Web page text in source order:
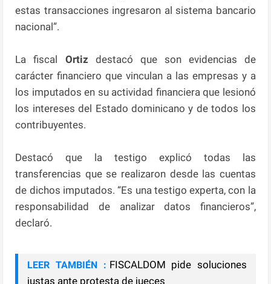
estas transacciones ingresaron al sistema bancario
nacional”.
La fiscal Ortiz destacó que son evidencias de
carácter financiero que vinculan a las empresas y a
los imputados en su actividad financiera que lesionó
los intereses del Estado dominicano y de todos los
contribuyentes.
Destacó que la testigo explicó todas las
transferencias que se realizaron desde las cuentas
de dichos imputados. “Es una testigo experta, con la
responsabilidad de analizar datos financieros”,
declaró.
LEER TAMBIÉN : FISCALDOM pide soluciones
justas ante protesta de jueces